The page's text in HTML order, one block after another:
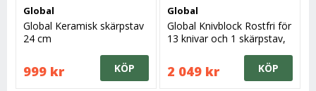
Global
Global Keramisk skärpstav
24 cm
999 kr KÖP
Global
Global Knivblock Rostfri för
13 knivar och 1 skärpstav,
2 049 kr KÖP